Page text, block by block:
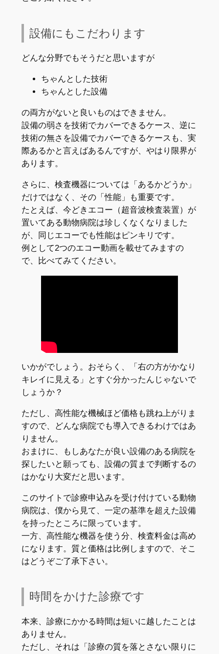
設備にもこだわります
どんな分野でもそうだと思いますが
ちゃんとした技術
ちゃんとした設備
の両方がないと良いものはできません。
設備の弱さを技術でカバーできるケース、逆に
技術の無さを設備でカバーできるケースも、実
際あるかと言えばあるんですが、やはり限界が
あります。
さらに、検査機器については「あるかどうか」
だけではなく、その「性能」も重要です。
たとえば、今どきエコー（超音波検査装置）が
置いてある動物病院は珍しくなくなりました
が、同じエコーでも性能はピンキリです。
例として2つのエコー動画を載せてみますの
で、比べてみてください。
いかがでしょう。おそらく、「右の方がかなり
キレイに見える」とすぐ分かったんじゃないで
しょうか？
ただし、高性能な機械ほど価格も跳ね上がりま
すので、どんな病院でも導入できるわけではあ
りません。
おまけに、もしあなたが良い設備のある病院を
探したいと願っても、設備の質まで判断するの
はかなり大変だと思います。
このサイトで診療申込みを受け付けている動物
病院は、僕から見て、一定の基準を超えた設備
を持ったところに限っています。
一方、高性能な機器を使う分、検査料金は高め
になります。質と価格は比例しますので、そこ
はどうぞご了承下さい。
時間をかけた診療です
本来、診療にかかる時間は短いに越したことは
ありません。
ただし、それは「診療の質を落とさない限りに